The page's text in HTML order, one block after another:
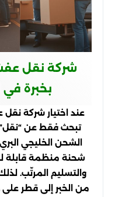
شركة نقل
بخبرة
عند اختيار شركة
تبحث فقط عن
الشحن الخليجي
شحنة منظمة قابلة
والتسليم المرتّب.
من الخبر إلى قطر